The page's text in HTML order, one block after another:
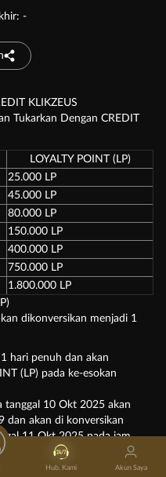
-
KLIKZEUS
Tukarkan Dengan CREDIT
LOYALTY POINT (LP)
25.000 LP
45.000 LP
80.000 LP
150.000 LP
400.000 LP
750.000 LP
1.800.000 LP
dikonversikan menjadi 1
hari penuh dan akan
(LP) pada ke-esokan
tanggal 10 Okt 2025 akan
dan akan di konversikan
11 Okt 2025 pada jam
Hub. Kami Akun Saya